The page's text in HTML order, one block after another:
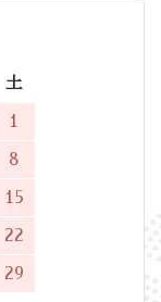
土
1
8
15
22
29